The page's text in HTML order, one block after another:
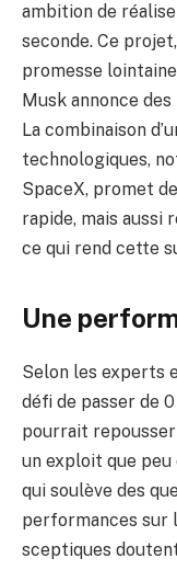
ambition de
seconde. Ce
promesse
Musk annonce
La combinaison
technologiques,
SpaceX, promet
rapide, mais aussi
ce qui rend cette
Une
Selon les experts
défi de passer de 0
pourrait repousser
un exploit que
qui soulève des
performances sur
sceptiques